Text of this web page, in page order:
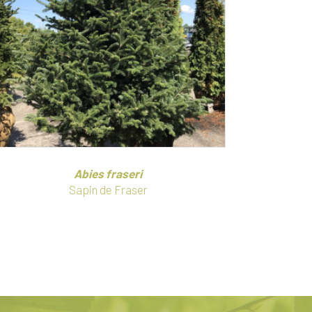
Abies fraseri
Sapin de Fraser